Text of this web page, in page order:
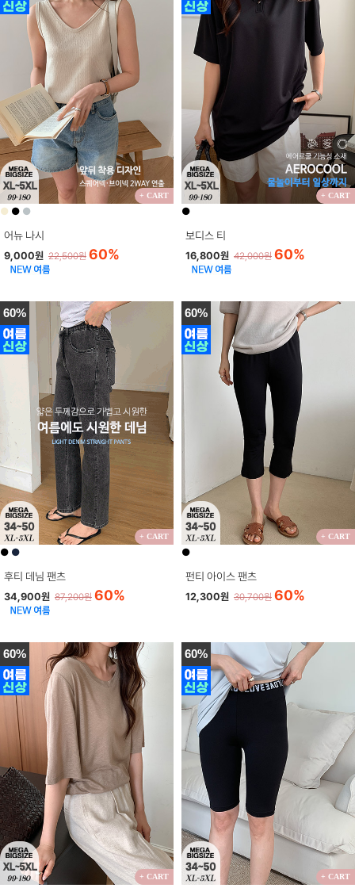
+ CART
● ● ●
어뉴 나시
9,000원 22,500원 60%
+ CART
●
보디스 티
16,800원 42,000원 60%
60%
+ CART
● ●
후티 데님 팬츠
34,900원 87,200원 60%
60%
+ CART
●
펀티 아이스 팬츠
12,300원 30,700원 60%
60%
+ CART
60%
+ CART